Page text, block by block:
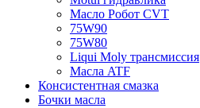
Масло Робот CVT
75W90
75W80
Liqui Moly трансмиссия
Масла ATF
Консистентная смазка
Бочки масла